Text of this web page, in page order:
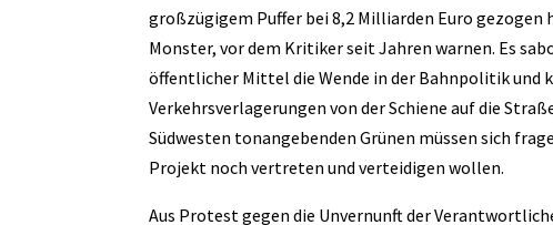
großzügigem Puffer bei 8,2 Milliarden Euro
Monster, vor dem Kritiker seit Jahren warnen. Es
öffentlicher Mittel die Wende in der Bahnpolitik
Verkehrsverlagerungen von der Schiene auf die
Südwesten tonangebenden Grünen müssen sich
Projekt noch vertreten und verteidigen wollen.
Aus Protest gegen die Unvernunft der